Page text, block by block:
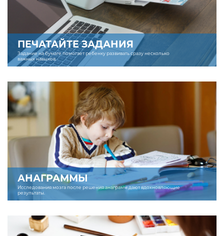
ПЕЧАТАЙТЕ ЗАДАНИЯ
Задание на бумаге помогает ребенку развивать сразу несколько
важных навыков.
АНАГРАММЫ
Исследования мозга после решения анаграмм дают вдохновляющие
результаты.